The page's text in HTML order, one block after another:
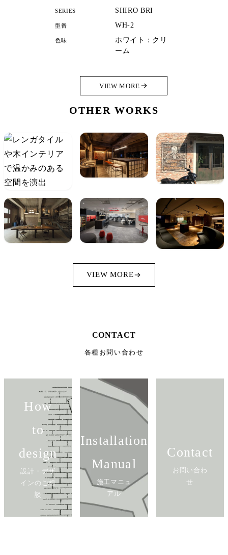
SERIES SHIRO BRI
型番 WH-2
色味
ホワイト：クリ
ーム
VIEW MORE
OTHER WORKS
VIEW MORE
CONTACT
各種お問い合わせ
How
to
design
設計・デザ
インのご相
談
Installation
Manual
施工マニュ
アル
Contact
お問い合わ
せ